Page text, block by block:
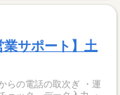
業サポート】土
らの電話の取次ぎ ・運